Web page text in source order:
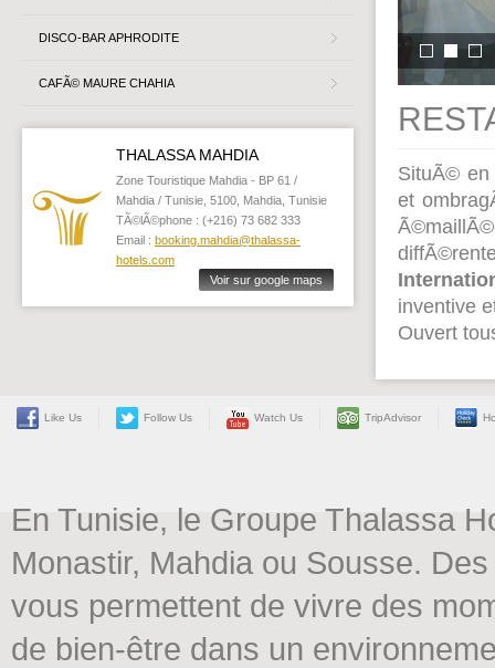
DISCO-BAR APHRODITE
CAFÃ© MAURE CHAHIA
THALASSA MAHDIA
Zone Touristique Mahdia - BP 61 /
Mahdia / Tunisie, 5100, Mahdia, Tunisie
TÃ©lÃ©phone : (+216) 73 682 333
Email : booking.mahdia@thalassa-
hotels.com
Voir sur google maps
SituÃ© en
et
inventive
Ouvert
Like Us Follow Us Watch Us TripAdvisor
En Tunisie, le Groupe Thalassa
Monastir, Mahdia ou Sousse.
vous permettent de vivre des
de bien-être dans un